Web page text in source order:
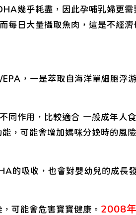
幾乎耗盡，因此孕哺乳婦更需
每日大量攝取魚肉，這是不經濟
，一是萃取自海洋單細胞浮
作用，比較適合 一般成年人食
，可能會增加媽咪分娩時的風
的吸收，也會對嬰幼兒的成長
可能會危害寶寶健康。 2008